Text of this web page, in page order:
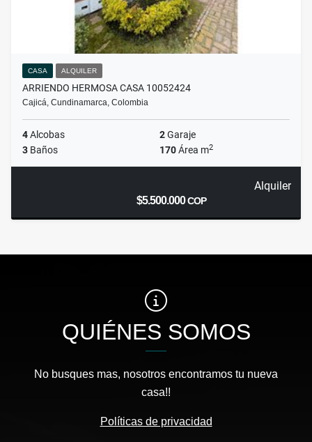
CASA ALQUILER
ARRIENDO HERMOSA CASA 10052424
Cajicá, Cundinamarca, Colombia
4Alcobas 2Garaje
3 Baños 170Área m2
Alquiler
$5.500.000COP
QUIÉNES SOMOS
No busques mas, nosotros encontramos tu nueva
casa!!
Políticas de privacidad